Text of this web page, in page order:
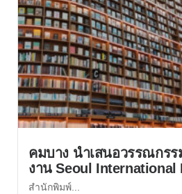
คมบาง นำเสนอวรรณกร
งาน Seoul International
สำนักพิมพ์...